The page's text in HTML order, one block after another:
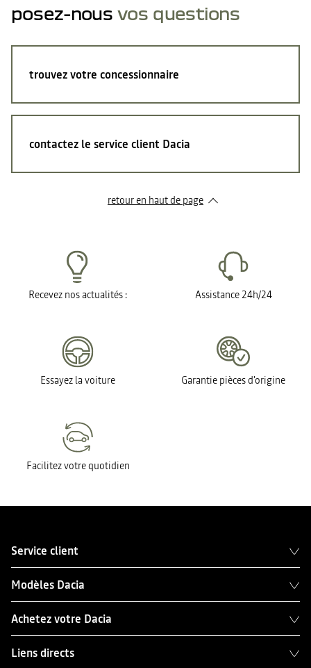
posez-nous vos questions
trouvez votre concessionnaire
contactez le service client Dacia
retour en haut de page​
Recevez nos actualités : Assistance 24h/24
Essayez la voiture Garantie pièces d'origine
Facilitez votre quotidien
Service client
Modèles Dacia
Achetez votre Dacia
Liens directs